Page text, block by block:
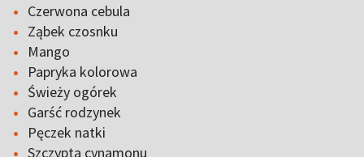
Czerwona cebula
Ząbek czosnku
Mango
Papryka kolorowa
Świeży ogórek
Garść rodzynek
Pęczek natki
Szczypta cynamonu